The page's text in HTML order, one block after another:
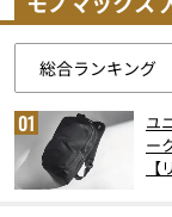
ユ
ー